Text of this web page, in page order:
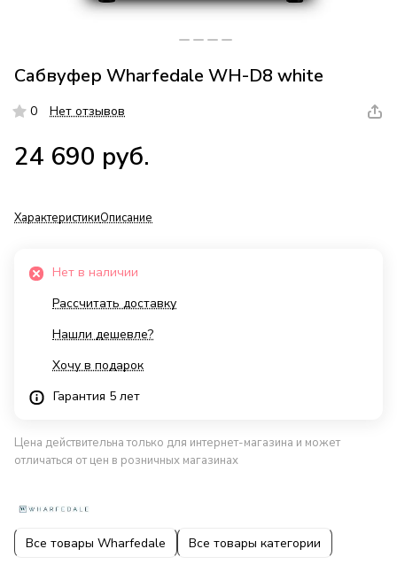
Сабвуфер Wharfedale WH-D8 white
0 Нет отзывов
24 690 руб.
ХарактеристикиОписание
Нет в наличии
Рассчитать доставку
Нашли дешевле?
Хочу в подарок
Гарантия 5 лет
Цена действительна только для интернет-магазина и может
отличаться от цен в розничных магазинах
Все товары Wharfedale Все товары категории